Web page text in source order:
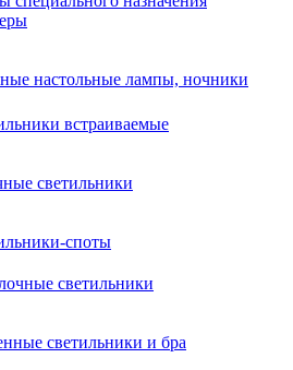
настольные лампы, ночники
встраиваемые
светильники
споты
светильники
светильники и бра